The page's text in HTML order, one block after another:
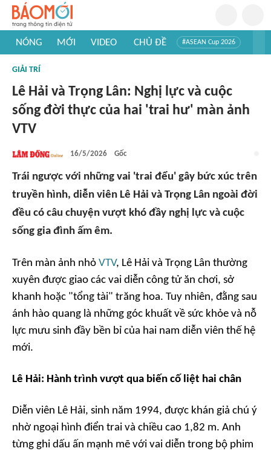
NÓNG MỚI VIDEO CHỦ ĐỀ #ASEAN Cup 2026
#Khám phá thế giới
GIẢI TRÍ
Lê Hải và Trọng Lân: Nghị lực và cuộc
sống đời thực của hai 'trai hư' màn ảnh
VTV
16/5/2026 Gốc
Trái ngược với những vai 'trai đểu' gây bức xúc trên
truyền hình, diễn viên Lê Hải và Trọng Lân ngoài đời
đều có câu chuyện vượt khó đầy nghị lực và cuộc
sống gia đình ấm êm.
Trên màn ảnh nhỏ VTV, Lê Hải và Trọng Lân thường
xuyên được giao các vai diễn công tử ăn chơi, sở
khanh hoặc "tổng tài" trăng hoa. Tuy nhiên, đằng sau
ánh hào quang là những góc khuất về sức khỏe và nỗ
lực mưu sinh đầy bền bỉ của hai nam diễn viên thế hệ
mới.
Lê Hải: Hành trình vượt qua biến cố liệt hai chân
Diễn viên Lê Hải, sinh năm 1994, được khán giả chú ý
nhờ ngoại hình điển trai và chiều cao 1,82 m. Anh
từng ghi dấu ấn mạnh mẽ với vai diễn trong bộ phim